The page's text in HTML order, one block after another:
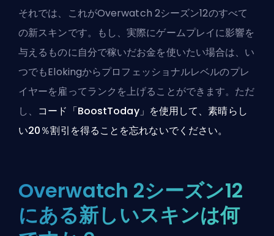
それでは、これがOverwatch 2シーズン12のすべて
の新スキンです。もし、実際にゲームプレイに影響を
与えるものに自分で稼いだお金を使いたい場合は、い
つでもElokingからプロフェッショナルレベルのプレ
イヤーを雇ってランクを上げることができます。ただ
し、 コード「BoostToday」を使用して、素晴らし
い20％割引を得ることを忘れないでください。
Overwatch 2シーズン12
にある新しいスキンは何